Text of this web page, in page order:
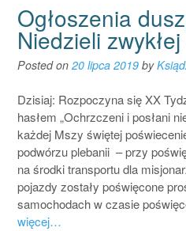
Ogłoszenia
Niedzieli
Posted on 20 lipca 2019 by
Dzisiaj: Rozpoczyna się XX
hasłem „Ochrzczeni i posłani
każdej Mszy świętej
podwórzu plebanii – przy
na środki transportu dla
pojazdy zostały poświęcone
samochodach w czasie
więcej…